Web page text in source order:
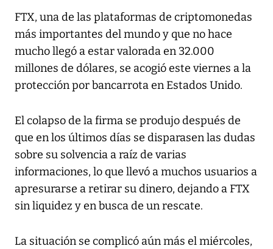
FTX, una de las plataformas de criptomonedas
más importantes del mundo y que no hace
mucho llegó a estar valorada en 32.000
millones de dólares, se acogió este viernes a la
protección por bancarrota en Estados Unido.
El colapso de la firma se produjo después de
que en los últimos días se disparasen las dudas
sobre su solvencia a raíz de varias
informaciones, lo que llevó a muchos usuarios a
apresurarse a retirar su dinero, dejando a FTX
sin liquidez y en busca de un rescate.
La situación se complicó aún más el miércoles,